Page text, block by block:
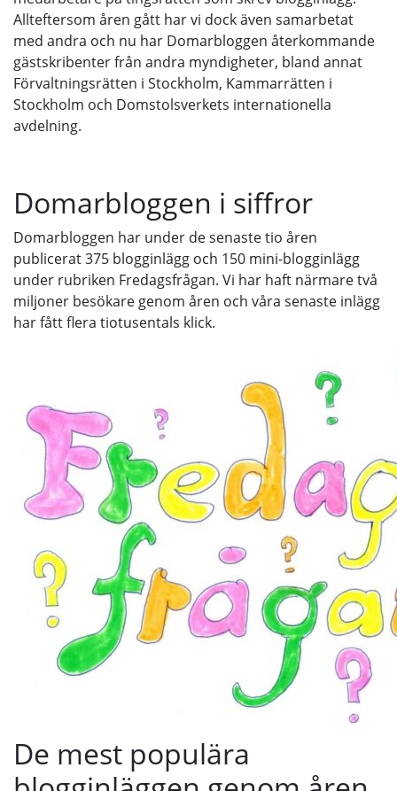
Allteftersom åren gått har vi dock även samarbetat
med andra och nu har Domarbloggen återkommande
gästskribenter från andra myndigheter, bland annat
Förvaltningsrätten i Stockholm, Kammarrätten i
Stockholm och Domstolsverkets internationella
avdelning.
Domarbloggen i siffror
Domarbloggen har under de senaste tio åren
publicerat 375 blogginlägg och 150 mini-blogginlägg
under rubriken Fredagsfrågan. Vi har haft närmare två
miljoner besökare genom åren och våra senaste inlägg
har fått flera tiotusentals klick.
De mest populära